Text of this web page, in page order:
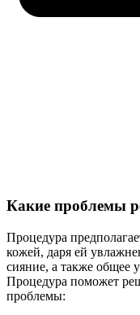
Какие проблемы
Процедура
кожей, даря ей
сияние, а также общее
Процедура поможет
проблемы: